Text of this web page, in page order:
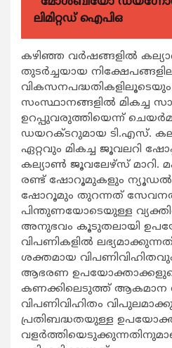
ലിമിറ്റഡ് ഐപിഒ
കഴിഞ്ഞ വര്‍ഷങ്ങളില്‍
തുടര്‍ച്ചയായ
വികസനപദ്ധതികളിലൂടെയും
സംസ്ഥാനങ്ങളില്‍ മികച്ച
ഉറപ്പുവരുത്തിയെന്ന്
ഡയറക്ടറുമായ ടി.എസ്.
ഏറ്റവും മികച്ച ജൂവലറി
കല്യാണ്‍ ജൂവലേഴ്സ് മാറി.
രണ്ട് ഷോറൂമുകളും
ഷോറൂമും തുറന്നത്
പിന്തുണയോടെയുള്ള
അനുഭവം കൂടുതലായി
വിപണികളില്‍
ശക്തമായ
ആഭരണ ഉപയോക്താക്കളുടെ
കണക്കിലെടുത്ത് ആകമാന
വിപണിവിഹിതം
പ്രതിബദ്ധതയുള്ള